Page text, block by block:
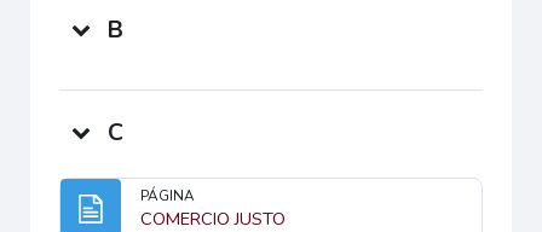
B
C
PÁGINA
COMERCIO JUSTO